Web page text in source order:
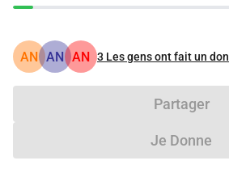
AN AN AN 3 Les gens ont fait un don
Partager
Je Donne